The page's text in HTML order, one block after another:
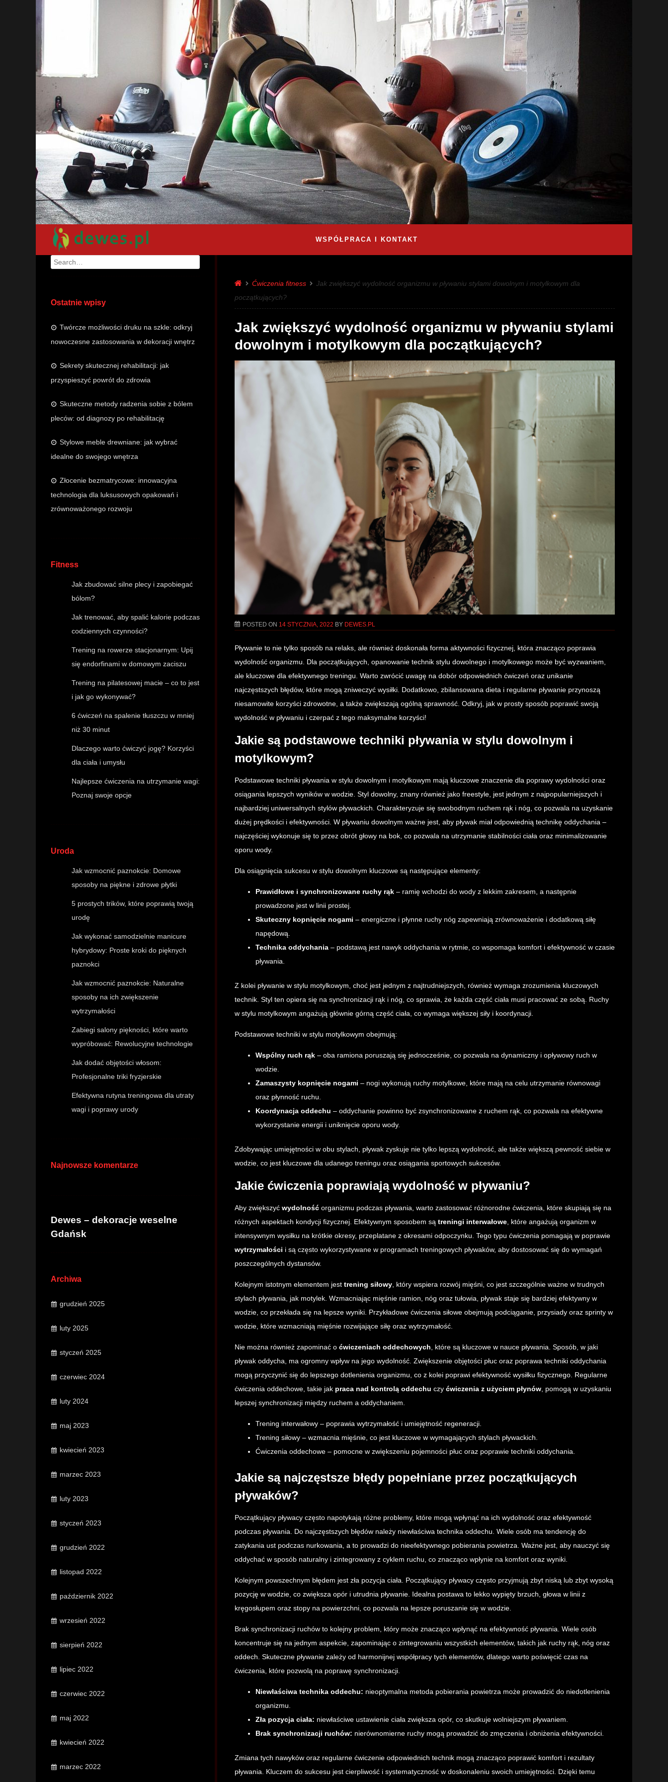
WSPÓŁPRACA I KONTAKT
Search
Ostatnie wpisy
Twórcze możliwości druku na szkle: odkryj
nowoczesne zastosowania w dekoracji wnętrz
Sekrety skutecznej rehabilitacji: jak
przyspieszyć powrót do zdrowia
Skuteczne metody radzenia sobie z bólem
pleców: od diagnozy po rehabilitację
Stylowe meble drewniane: jak wybrać
idealne do swojego wnętrza
Złocenie bezmatrycowe: innowacyjna
technologia dla luksusowych opakowań i
zrównoważonego rozwoju
Fitness
Jak zbudować silne plecy i zapobiegać
bólom?
Jak trenować, aby spalić kalorie podczas
codziennych czynności?
Trening na rowerze stacjonarnym: Upij
się endorfinami w domowym zaciszu
Trening na pilatesowej macie – co to jest
i jak go wykonywać?
6 ćwiczeń na spalenie tłuszczu w mniej
niż 30 minut
Dlaczego warto ćwiczyć jogę? Korzyści
dla ciała i umysłu
Najlepsze ćwiczenia na utrzymanie wagi:
Poznaj swoje opcje
Uroda
Jak wzmocnić paznokcie: Domowe
sposoby na piękne i zdrowe płytki
5 prostych trików, które poprawią twoją
urodę
Jak wykonać samodzielnie manicure
hybrydowy: Proste kroki do pięknych
paznokci
Jak wzmocnić paznokcie: Naturalne
sposoby na ich zwiększenie
wytrzymałości
Zabiegi salony piękności, które warto
wypróbować: Rewolucyjne technologie
Jak dodać objętości włosom:
Profesjonalne triki fryzjerskie
Efektywna rutyna treningowa dla utraty
wagi i poprawy urody
Najnowsze komentarze
Dewes – dekoracje weselne
Gdańsk
Archiwa
grudzień 2025
luty 2025
styczeń 2025
czerwiec 2024
luty 2024
maj 2023
kwiecień 2023
marzec 2023
luty 2023
styczeń 2023
grudzień 2022
listopad 2022
październik 2022
wrzesień 2022
sierpień 2022
lipiec 2022
czerwiec 2022
maj 2022
kwiecień 2022
marzec 2022
Ćwiczenia fitness
Jak zwiększyć wydolność organizmu w pływaniu stylami dowolnym i motylkowym dla
początkujących?
Jak zwiększyć wydolność organizmu w pływaniu stylami
dowolnym i motylkowym dla początkujących?
POSTED ON 14 STYCZNIA, 2022 BY DEWES.PL
Pływanie to nie tylko sposób na relaks, ale również doskonała forma aktywności fizycznej, która znacząco poprawia
wydolność organizmu. Dla początkujących, opanowanie technik stylu dowolnego i motylkowego może być wyzwaniem,
ale kluczowe dla efektywnego treningu. Warto zwrócić uwagę na dobór odpowiednich ćwiczeń oraz unikanie
najczęstszych błędów, które mogą zniweczyć wysiłki. Dodatkowo, zbilansowana dieta i regularne pływanie przynoszą
niesamowite korzyści zdrowotne, a także zwiększają ogólną sprawność. Odkryj, jak w prosty sposób poprawić swoją
wydolność w pływaniu i czerpać z tego maksymalne korzyści!
Jakie są podstawowe techniki pływania w stylu dowolnym i
motylkowym?
Podstawowe techniki pływania w stylu dowolnym i motylkowym mają kluczowe znaczenie dla poprawy wydolności oraz
osiągania lepszych wyników w wodzie. Styl dowolny, znany również jako freestyle, jest jednym z najpopularniejszych i
najbardziej uniwersalnych stylów pływackich. Charakteryzuje się swobodnym ruchem rąk i nóg, co pozwala na uzyskanie
dużej prędkości i efektywności. W pływaniu dowolnym ważne jest, aby pływak miał odpowiednią technikę oddychania –
najczęściej wykonuje się to przez obrót głowy na bok, co pozwala na utrzymanie stabilności ciała oraz minimalizowanie
oporu wody.
Dla osiągnięcia sukcesu w stylu dowolnym kluczowe są następujące elementy:
Prawidłowe i synchronizowane ruchy rąk – ramię wchodzi do wody z lekkim zakresem, a następnie
prowadzone jest w linii prostej.
Skuteczny kopnięcie nogami – energiczne i płynne ruchy nóg zapewniają zrównoważenie i dodatkową siłę
napędową.
Technika oddychania – podstawą jest nawyk oddychania w rytmie, co wspomaga komfort i efektywność w czasie
pływania.
Z kolei pływanie w stylu motylkowym, choć jest jednym z najtrudniejszych, również wymaga zrozumienia kluczowych
technik. Styl ten opiera się na synchronizacji rąk i nóg, co sprawia, że każda część ciała musi pracować ze sobą. Ruchy
w stylu motylkowym angażują głównie górną część ciała, co wymaga większej siły i koordynacji.
Podstawowe techniki w stylu motylkowym obejmują:
Wspólny ruch rąk – oba ramiona poruszają się jednocześnie, co pozwala na dynamiczny i opływowy ruch w
wodzie.
Zamaszysty kopnięcie nogami – nogi wykonują ruchy motylkowe, które mają na celu utrzymanie równowagi
oraz płynność ruchu.
Koordynacja oddechu – oddychanie powinno być zsynchronizowane z ruchem rąk, co pozwala na efektywne
wykorzystanie energii i uniknięcie oporu wody.
Zdobywając umiejętności w obu stylach, pływak zyskuje nie tylko lepszą wydolność, ale także większą pewność siebie w
wodzie, co jest kluczowe dla udanego treningu oraz osiągania sportowych sukcesów.
Jakie ćwiczenia poprawiają wydolność w pływaniu?
Aby zwiększyć wydolność organizmu podczas pływania, warto zastosować różnorodne ćwiczenia, które skupiają się na
różnych aspektach kondycji fizycznej. Efektywnym sposobem są treningi interwałowe , które angażują organizm w
intensywnym wysiłku na krótkie okresy, przeplatane z okresami odpoczynku. Tego typu ćwiczenia pomagają w poprawie
wytrzymałości i są często wykorzystywane w programach treningowych pływaków, aby dostosować się do wymagań
poszczególnych dystansów.
Kolejnym istotnym elementem jest trening siłowy , który wspiera rozwój mięśni, co jest szczególnie ważne w trudnych
stylach pływania, jak motylek. Wzmacniając mięśnie ramion, nóg oraz tułowia, pływak staje się bardziej efektywny w
wodzie, co przekłada się na lepsze wyniki. Przykładowe ćwiczenia siłowe obejmują podciąganie, przysiady oraz sprinty w
wodzie, które wzmacniają mięśnie rozwijające siłę oraz wytrzymałość.
Nie można również zapominać o ćwiczeniach oddechowych , które są kluczowe w nauce pływania. Sposób, w jaki
pływak oddycha, ma ogromny wpływ na jego wydolność. Zwiększenie objętości płuc oraz poprawa techniki oddychania
mogą przyczynić się do lepszego dotlenienia organizmu, co z kolei poprawi efektywność wysiłku fizycznego. Regularne
ćwiczenia oddechowe, takie jak praca nad kontrolą oddechu czy ćwiczenia z użyciem płynów , pomogą w uzyskaniu
lepszej synchronizacji między ruchem a oddychaniem.
Trening interwałowy – poprawia wytrzymałość i umiejętność regeneracji.
Trening siłowy – wzmacnia mięśnie, co jest kluczowe w wymagających stylach pływackich.
Ćwiczenia oddechowe – pomocne w zwiększeniu pojemności płuc oraz poprawie techniki oddychania.
Jakie są najczęstsze błędy popełniane przez początkujących
pływaków?
Początkujący pływacy często napotykają różne problemy, które mogą wpłynąć na ich wydolność oraz efektywność
podczas pływania. Do najczęstszych błędów należy niewłaściwa technika oddechu. Wiele osób ma tendencję do
zatykania ust podczas nurkowania, a to prowadzi do nieefektywnego pobierania powietrza. Ważne jest, aby nauczyć się
oddychać w sposób naturalny i zintegrowany z cyklem ruchu, co znacząco wpłynie na komfort oraz wyniki.
Kolejnym powszechnym błędem jest zła pozycja ciała. Początkujący pływacy często przyjmują zbyt niską lub zbyt wysoką
pozycję w wodzie, co zwiększa opór i utrudnia pływanie. Idealna postawa to lekko wypięty brzuch, głowa w linii z
kręgosłupem oraz stopy na powierzchni, co pozwala na lepsze poruszanie się w wodzie.
Brak synchronizacji ruchów to kolejny problem, który może znacząco wpłynąć na efektywność pływania. Wiele osób
koncentruje się na jednym aspekcie, zapominając o zintegrowaniu wszystkich elementów, takich jak ruchy rąk, nóg oraz
oddech. Skuteczne pływanie zależy od harmonijnej współpracy tych elementów, dlatego warto poświęcić czas na
ćwiczenia, które pozwolą na poprawę synchronizacji.
Niewłaściwa technika oddechu: nieoptymalna metoda pobierania powietrza może prowadzić do niedotlenienia
organizmu.
Zła pozycja ciała: niewłaściwe ustawienie ciała zwiększa opór, co skutkuje wolniejszym pływaniem.
Brak synchronizacji ruchów: nierównomierne ruchy mogą prowadzić do zmęczenia i obniżenia efektywności.
Zmiana tych nawyków oraz regularne ćwiczenie odpowiednich technik mogą znacząco poprawić komfort i rezultaty
pływania. Kluczem do sukcesu jest cierpliwość i systematyczność w doskonaleniu swoich umiejętności. Dzięki temu